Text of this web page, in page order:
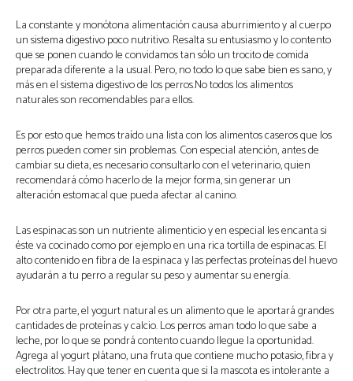
La constante y monótona alimentación causa aburrimiento y al cuerpo
un sistema digestivo poco nutritivo. Resalta su entusiasmo y lo contento
que se ponen cuando le convidamos tan sólo un trocito de comida
preparada diferente a la usual. Pero, no todo lo que sabe bien es sano, y
más en el sistema digestivo de los perros.No todos los alimentos
naturales son recomendables para ellos.
Es por esto que hemos traído una lista con los alimentos caseros que los
perros pueden comer sin problemas. Con especial atención, antes de
cambiar su dieta, es necesario consultarlo con el veterinario, quien
recomendará cómo hacerlo de la mejor forma, sin generar un
alteración estomacal que pueda afectar al canino.
Las espinacas son un nutriente alimenticio y en especial les encanta si
éste va cocinado como por ejemplo en una rica tortilla de espinacas. El
alto contenido en fibra de la espinaca y las perfectas proteínas del huevo
ayudarán a tu perro a regular su peso y aumentar su energía.
Por otra parte, el yogurt natural es un alimento que le aportará grandes
cantidades de proteínas y calcio. Los perros aman todo lo que sabe a
leche, por lo que se pondrá contento cuando llegue la oportunidad.
Agrega al yogurt plátano, una fruta que contiene mucho potasio, fibra y
electrolitos. Hay que tener en cuenta que si la mascota es intolerante a